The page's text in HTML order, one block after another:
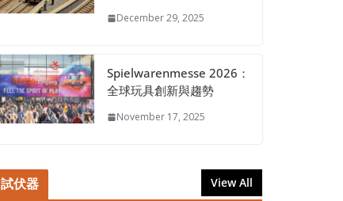
December 29, 2025
Spielwarenmesse 2026：
全球玩具創新與趨勢
November 17, 2025
試伏器 View All